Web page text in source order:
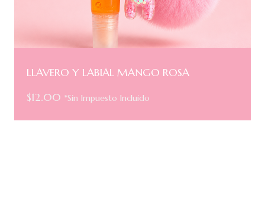
LLAVERO Y LABIAL MANGO ROSA
$12.00 *Sin Impuesto Incluido